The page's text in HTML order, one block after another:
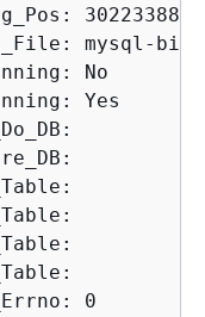
30223388
mysql-
No
Yes
0